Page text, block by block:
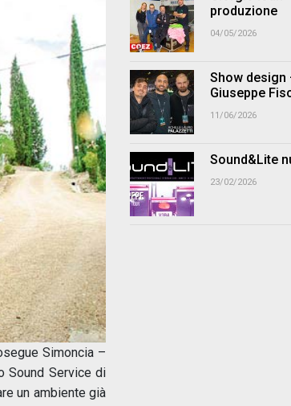
Simoncia –
Sound Service di
un ambiente già
produzione
04/05/2026
Show design
Giuseppe
11/06/2026
Sound&Lite
23/02/2026